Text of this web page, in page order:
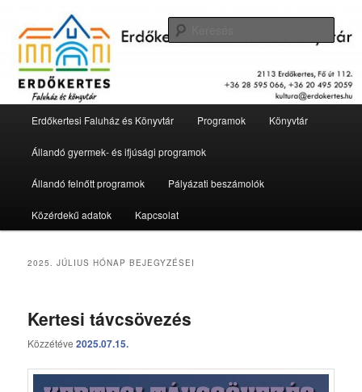
elsődleges
tartalomra
másodlagos
tartalomraErdőkertesi Faluház és Könyvtár
Erdőkertesi Faluház és Könyvtár Programok Könyvtár
Állandó gyermek- és ifjúsági programok
Állandó felnőtt programok Pályázati beszámolók
Közérdekű adatok Kapcsolat
2025. JÚLIUS HÓNAP BEJEGYZÉSEI
Kertesi távcsövezés
Közzétéve2025.07.15.